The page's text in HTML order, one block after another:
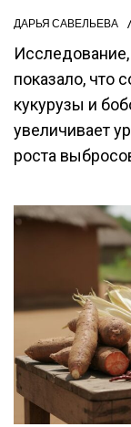
ДАРЬЯ САВЕЛЬЕВА
показало, что
кукурузы и
увеличивает
роста